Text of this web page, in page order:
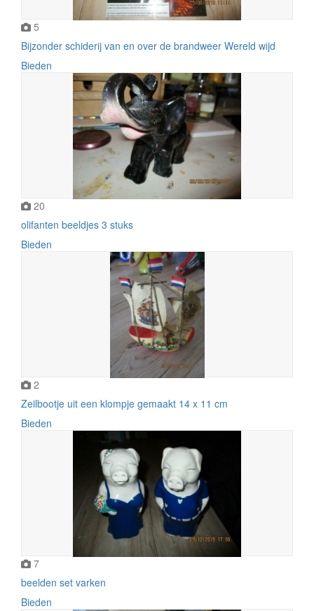
5
Bijzonder schiderij van en over de brandweer Wereld wijd
Bieden
20
olifanten beeldjes 3 stuks
Bieden
2
Zeilbootje uit een klompje gemaakt 14 x 11 cm
Bieden
7
beelden set varken
Bieden